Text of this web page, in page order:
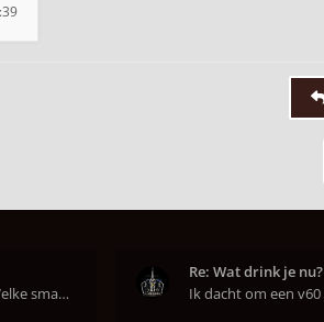
Hahahaha ja dat klopt. Welke smaak had je?? Ben
Re: Wat drink je nu?